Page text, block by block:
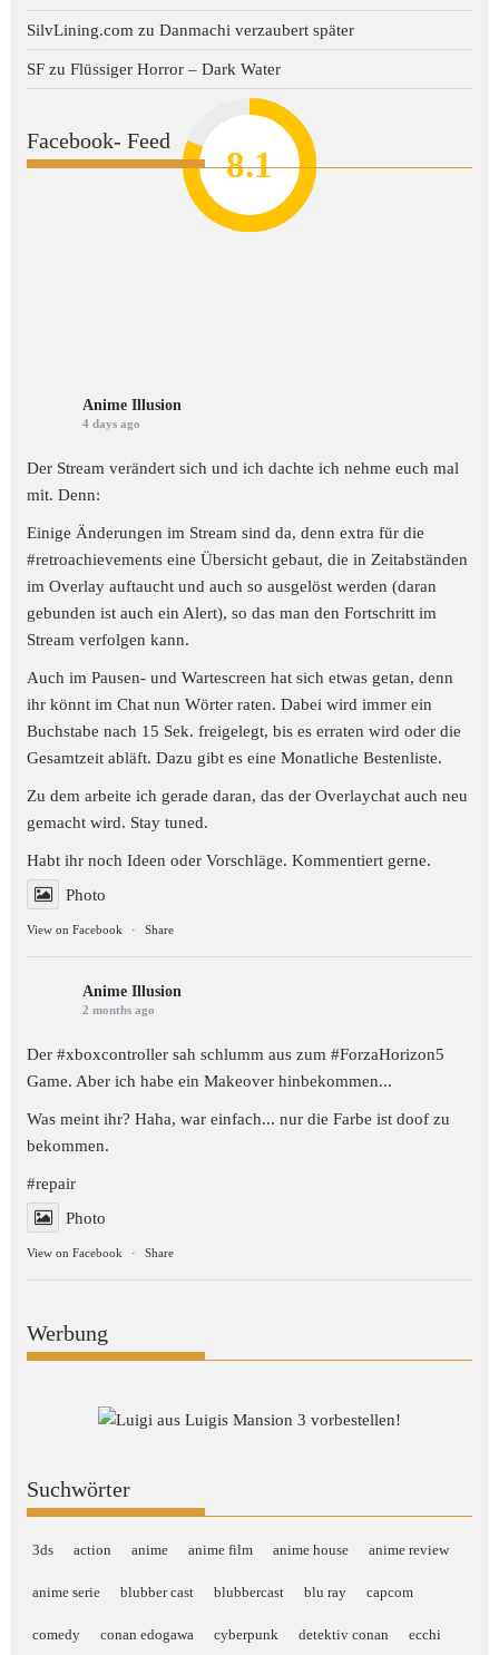
8.2
7.8
7.1
7
8.1
SilvLining.com zuDanmachi verzaubert später
SF zuFlüssiger Horror – Dark Water
Facebook- Feed
Anime Illusion
4 days ago
Der Stream verändert sich und ich dachte ich nehme euch mal
mit. Denn:
Einige Änderungen im Stream sind da, denn extra für die
#retroachievements eine Übersicht gebaut, die in Zeitabständen
im Overlay auftaucht und auch so ausgelöst werden (daran
gebunden ist auch ein Alert), so das man den Fortschritt im
Stream verfolgen kann.
Auch im Pausen- und Wartescreen hat sich etwas getan, denn
ihr könnt im Chat nun Wörter raten. Dabei wird immer ein
Buchstabe nach 15 Sek. freigelegt, bis es erraten wird oder die
Gesamtzeit abläft. Dazu gibt es eine Monatliche Bestenliste.
Zu dem arbeite ich gerade daran, das der Overlaychat auch neu
gemacht wird. Stay tuned.
Habt ihr noch Ideen oder Vorschläge. Kommentiert gerne.
Photo
View on Facebook · Share
Anime Illusion
2 months ago
Der #xboxcontroller sah schlumm aus zum#ForzaHorizon5
Game. Aber ich habe ein Makeover hinbekommen...
Was meint ihr? Haha, war einfach... nur die Farbe ist doof zu
bekommen.
#repair
Photo
View on Facebook · Share
Werbung
Suchwörter
3ds action anime anime film anime house anime review
anime serie blubber cast blubbercast blu ray capcom
comedy conan edogawa cyberpunk detektiv conan ecchi